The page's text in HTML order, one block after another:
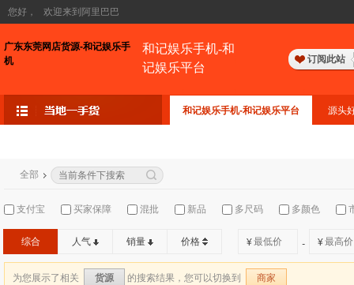
您好， 欢迎来到阿里巴巴
广东东莞网店货源-和记娱乐手
机
和记娱乐手机-和
记娱乐平台
订阅此站
和记娱乐手机-和记娱乐平台 源头
全部
支付宝 买家保障 混批 新品 多尺码 多颜色
综合 人气 销量 价格 ¥ - ¥
为您展示了相关 货源 的搜索结果，您可以切换到 商家